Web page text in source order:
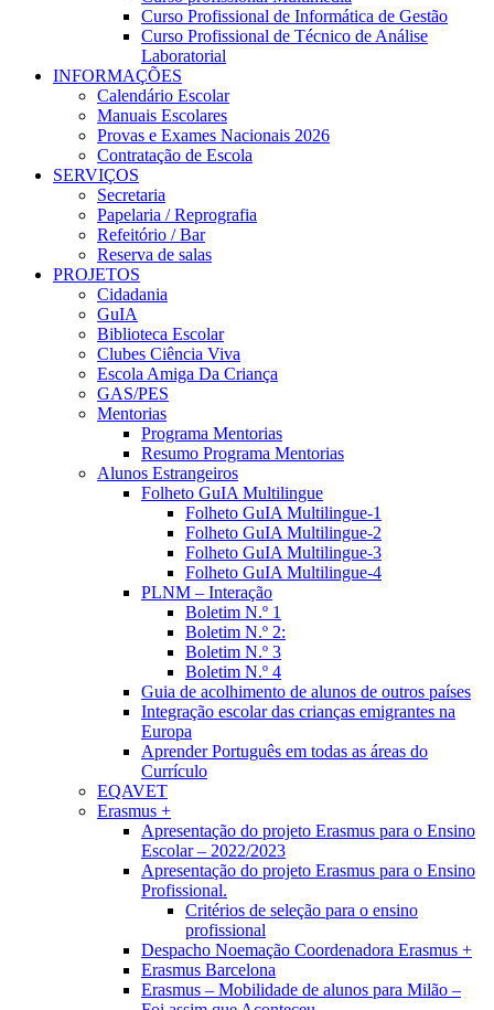
Curso Profissional de Informática de Gestão
Curso Profissional de Técnico de Análise
Laboratorial
INFORMAÇÕES
Calendário Escolar
Manuais Escolares
Provas e Exames Nacionais 2026
Contratação de Escola
SERVIÇOS
Secretaria
Papelaria / Reprografia
Refeitório / Bar
Reserva de salas
PROJETOS
Cidadania
GuIA
Biblioteca Escolar
Clubes Ciência Viva
Escola Amiga Da Criança
GAS/PES
Mentorias
Programa Mentorias
Resumo Programa Mentorias
Alunos Estrangeiros
Folheto GuIA Multilingue
Folheto GuIA Multilingue-1
Folheto GuIA Multilingue-2
Folheto GuIA Multilingue-3
Folheto GuIA Multilingue-4
PLNM – Interação
Boletim N.º 1
Boletim N.º 2:
Boletim N.º 3
Boletim N.º 4
Guia de acolhimento de alunos de outros países
Integração escolar das crianças emigrantes na
Europa
Aprender Português em todas as áreas do
Currículo
EQAVET
Erasmus +
Apresentação do projeto Erasmus para o Ensino
Escolar – 2022/2023
Apresentação do projeto Erasmus para o Ensino
Profissional.
Critérios de seleção para o ensino
profissional
Despacho Noemação Coordenadora Erasmus +
Erasmus Barcelona
Erasmus – Mobilidade de alunos para Milão –